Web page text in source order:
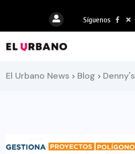
Síguenos
El Urbano News > Blog > Denny's